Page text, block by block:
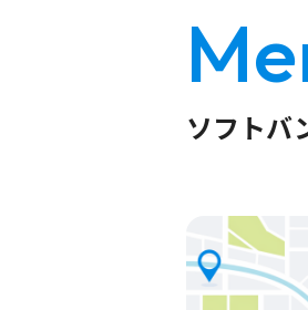
ソフトバ